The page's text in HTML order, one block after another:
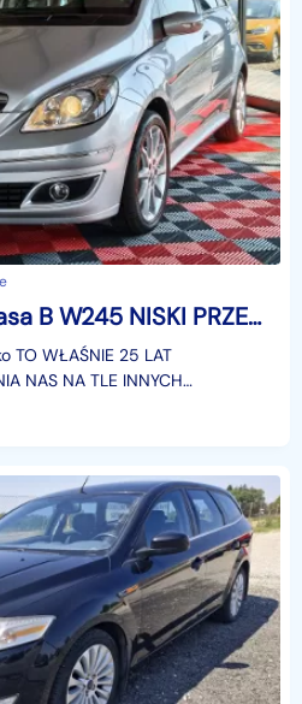
Mercedes-Benz Klasa B W245 NISKI PRZEBIEG ! NOWE OPONY ! BENZYNA ! DWA KPL KÓŁ !
TO WŁAŚNIE 25 LAT
NAS NA TLE INNYCH
UCZCIWOŚĆ ORAZ
ASPEKCIEOferu